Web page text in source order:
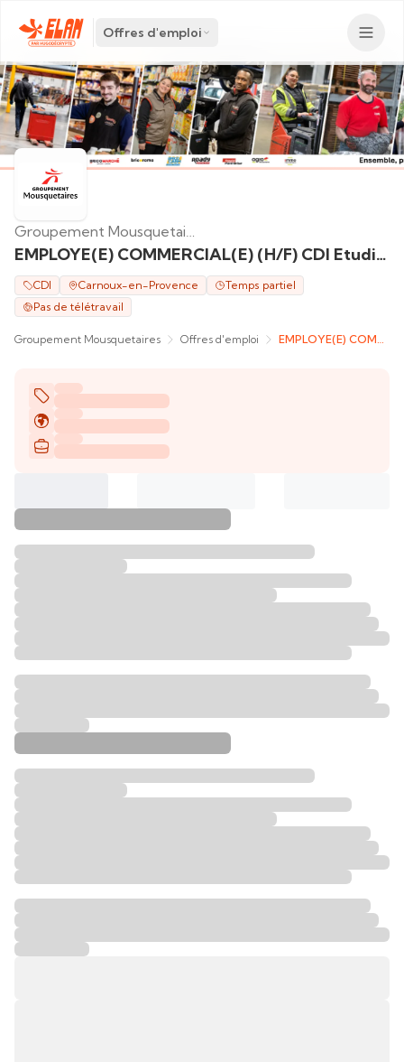
Offres d'emploi
EMPLOYE(E) COMMERCIAL(E) (H/F) CDI Etudiant 12h / semaine
Groupement Mousquetaires
CDI Carnoux-en-Provence
Temps partiel
Pas de télétravail
Groupement Mousquetaires Offres d'emploi EMPLOYE(E) COMMERCIAL(E) (H/F) CDI Etudiant 12h / semaine